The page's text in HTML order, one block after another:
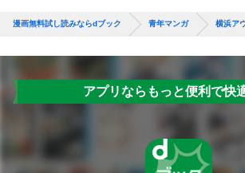
漫画無料試し読みならdブック 青年マンガ 横浜ア
アプリならもっと便利で快